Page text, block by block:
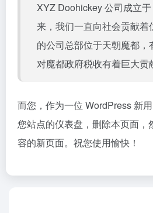
XYZ Doohickey 公司成立
来，我们一直向社会贡献
的公司总部位于天朝魔都，
对魔都政府税收有着巨大贡
而您，作为一位 WordPress 新
您站点的仪表盘 ，删除本页面
容的新页面。祝您使用愉快！